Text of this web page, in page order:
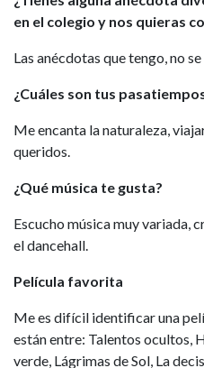
en el colegio y nos quieras
Las anécdotas que tengo, no
¿Cuáles son tus
Me encanta la naturaleza,
queridos.
¿Qué música te gusta?
Escucho música muy variada,
el dancehall.
Película favorita
Me es difícil identificar una
están entre: Talentos ocultos,
verde, Lágrimas de Sol, La